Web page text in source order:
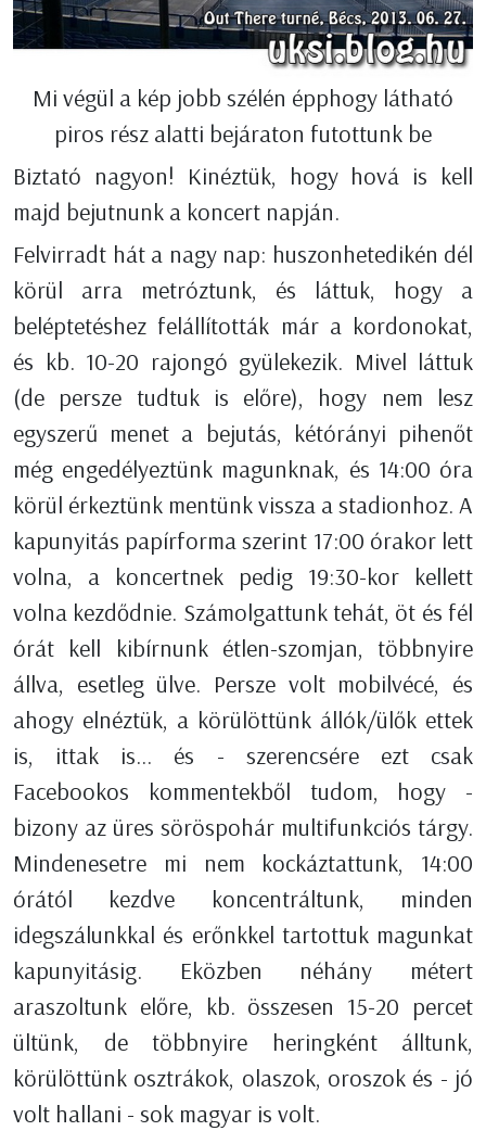
Mi végül a kép jobb szélén épphogy látható
piros rész alatti bejáraton futottunk be
Biztató nagyon! Kinéztük, hogy hová is kell
majd bejutnunk a koncert napján.
Felvirradt hát a nagy nap: huszonhetedikén dél
körül arra metróztunk, és láttuk, hogy a
beléptetéshez felállították már a kordonokat,
és kb. 10-20 rajongó gyülekezik. Mivel láttuk
(de persze tudtuk is előre), hogy nem lesz
egyszerű menet a bejutás, kétórányi pihenőt
még engedélyeztünk magunknak, és 14:00 óra
körül érkeztünk mentünk vissza a stadionhoz. A
kapunyitás papírforma szerint 17:00 órakor lett
volna, a koncertnek pedig 19:30-kor kellett
volna kezdődnie. Számolgattunk tehát, öt és fél
órát kell kibírnunk étlen-szomjan, többnyire
állva, esetleg ülve. Persze volt mobilvécé, és
ahogy elnéztük, a körülöttünk állók/ülők ettek
is, ittak is... és - szerencsére ezt csak
Facebookos kommentekből tudom, hogy -
bizony az üres söröspohár multifunkciós tárgy.
Mindenesetre mi nem kockáztattunk, 14:00
órától kezdve koncentráltunk, minden
idegszálunkkal és erőnkkel tartottuk magunkat
kapunyitásig. Eközben néhány métert
araszoltunk előre, kb. összesen 15-20 percet
ültünk, de többnyire heringként álltunk,
körülöttünk osztrákok, olaszok, oroszok és - jó
volt hallani - sok magyar is volt.